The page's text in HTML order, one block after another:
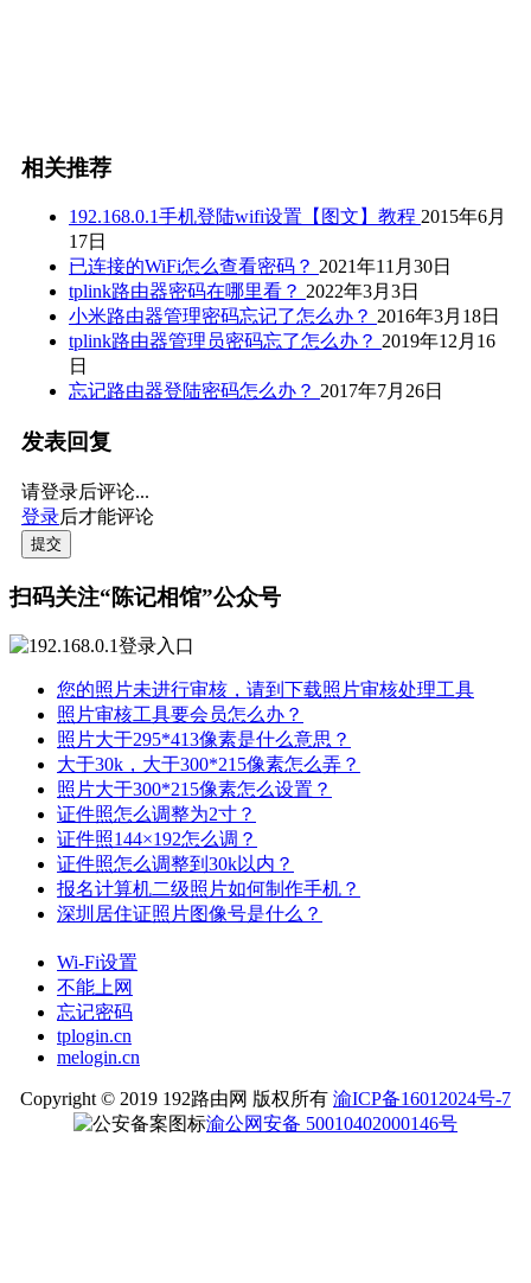
相关推荐
192.168.0.1手机登陆wifi设置【图文】教程 2015年6月
17日
已连接的WiFi怎么查看密码？ 2021年11月30日
tplink路由器密码在哪里看？ 2022年3月3日
小米路由器管理密码忘记了怎么办？ 2016年3月18日
tplink路由器管理员密码忘了怎么办？ 2019年12月16
日
忘记路由器登陆密码怎么办？ 2017年7月26日
发表回复
请登录后评论...
登录后才能评论
提交
扫码关注“陈记相馆”公众号
您的照片未进行审核，请到下载照片审核处理工具
照片审核工具要会员怎么办？
照片大于295*413像素是什么意思？
大于30k，大于300*215像素怎么弄？
照片大于300*215像素怎么设置？
证件照怎么调整为2寸？
证件照144×192怎么调？
证件照怎么调整到30k以内？
报名计算机二级照片如何制作手机？
深圳居住证照片图像号是什么？
Wi-Fi设置
不能上网
忘记密码
tplogin.cn
melogin.cn
Copyright © 2019 192路由网 版权所有 渝ICP备16012024号-7
渝公网安备 50010402000146号